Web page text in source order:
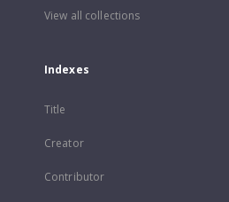
View all collections
Indexes
Title
Creator
Contributor